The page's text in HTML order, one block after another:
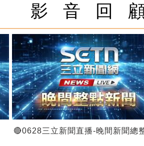
影 音 回
🔴0628三立新聞直播-晚間新聞總